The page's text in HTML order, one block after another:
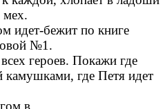
мех.
идет-бежит по книге
№1.
героев. Покажи где
камушками, где Петя идет
в